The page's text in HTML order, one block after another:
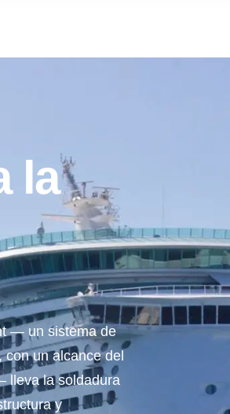
la
— un sistema de
un alcance del
lleva la soldadura
y